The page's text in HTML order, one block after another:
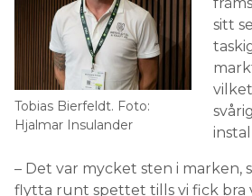
Tobias Bierfeldt. Foto:
Hjalmar Insulander
sitt
– Det var mycket sten i marken,
flytta runt spettet tills vi fick bra